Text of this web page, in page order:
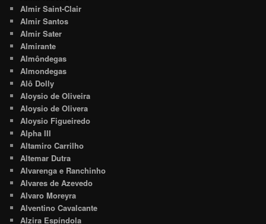
Almir Saint-Clair
Almir Santos
Almir Sater
Almirante
Almôndegas
Almondegas
Alô Dolly
Aloysio de Oliveira
Aloysio de Olivera
Aloysio Figueiredo
Alpha III
Altamiro Carrilho
Altemar Dutra
Alvarenga e Ranchinho
Alvares de Azevedo
Alvaro Moreyra
Alventino Cavalcante
Alzira Espíndola